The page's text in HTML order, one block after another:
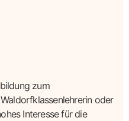
zum
oder
Interesse für die